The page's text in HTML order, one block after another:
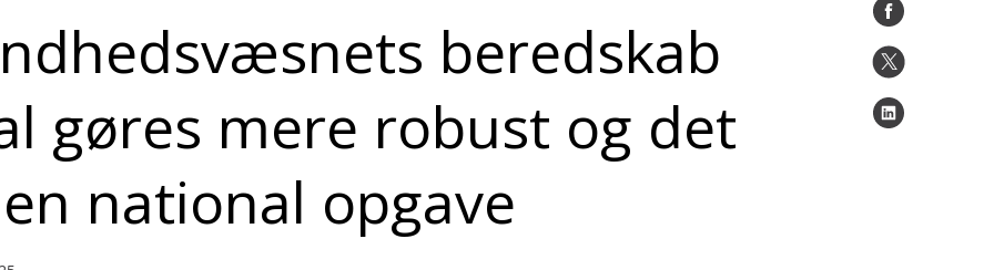
beredskab
gøres mere robust og det
national opgave